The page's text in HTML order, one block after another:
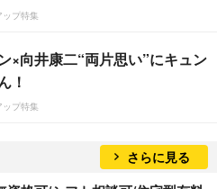
プ特集
×向井康二“両片思い”にキュン
！
プ特集
さらに見る